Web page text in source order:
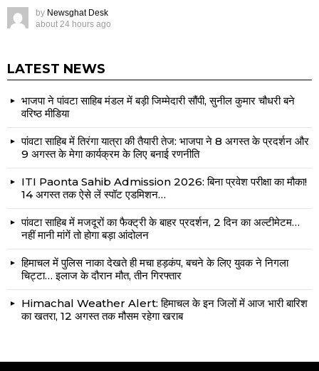
by Newsghat Desk
about 24 hours ago
LATEST NEWS
भाजपा ने पांवटा साहिब मंडल में बड़ी जिम्मेदारी सौंपी, सुनील कुमार चौधरी बने
वरिष्ठ मीडिया
पांवटा साहिब में तिरंगा यात्रा की तैयारी तेज: भाजपा ने 8 अगस्त के प्रदर्शन और
9 अगस्त के मेगा कार्यक्रम के लिए बनाई रणनीति
ITI Paonta Sahib Admission 2026: बिना प्रवेश परीक्षा का मौका!
14 अगस्त तक ऐसे लें स्पॉट एडमिशन…
पांवटा साहिब में मजदूरों का फैक्ट्री के बाहर प्रदर्शन, 2 दिन का अल्टीमेटम…
नहीं मानी मांगें तो होगा बड़ा आंदोलन
हिमाचल में पुलिस नाका देखते ही मचा हड़कंप, बचने के लिए युवक ने निगला
चिट्टा… इलाज के दौरान मौत, तीन गिरफ्तार
Himachal Weather Alert: हिमाचल के इन जिलों में आज भारी बारिश
का खतरा, 12 अगस्त तक मौसम रहेगा खराब